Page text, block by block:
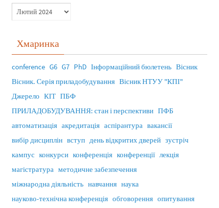
Хмаринка
conference G6 G7 PhD Інформаційний бюлетень Вісник
Вісник. Серія приладобудування Вісник НТУУ "КПІ"
Джерело КІТ ПБФ
ПРИЛАДОБУДУВАННЯ: стан і перспективи ПФБ
автоматизація акредитація аспірантура вакансії
вибір дисциплін вступ день відкритих дверей зустріч
кампус конкурси конференція конференції лекція
магістратура методичне забезпечення
міжнародна діяльність навчання наука
науково-технічна конференція обговорення опитування